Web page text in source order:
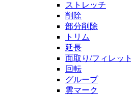
ストレッチ
削除
部分削除
トリム
延長
面取り/フィレット
回転
グループ
雲マーク